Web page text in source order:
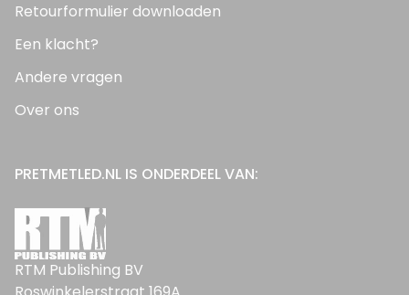
Retourformulier downloaden
Een klacht?
Andere vragen
Over ons
PRETMETLED.NL IS ONDERDEEL VAN:
RTM Publishing BV